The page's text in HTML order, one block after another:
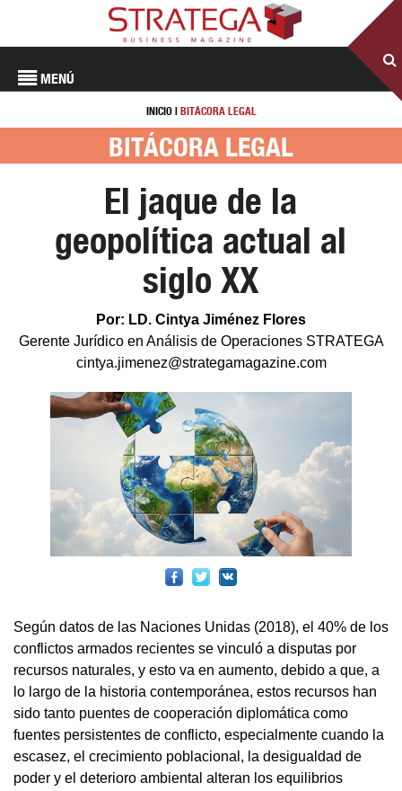
MENÚ
INICIO| BITÁCORA LEGAL
BITÁCORA LEGAL
El jaque de la
geopolítica actual al
siglo XX
Por: LD. Cintya Jiménez Flores
Gerente Jurídico en Análisis de Operaciones STRATEGA
cintya.jimenez@strategamagazine.com
Según datos de las Naciones Unidas (2018), el 40% de los
conflictos armados recientes se vinculó a disputas por
recursos naturales, y esto va en aumento, debido a que, a
lo largo de la historia contemporánea, estos recursos han
sido tanto puentes de cooperación diplomática como
fuentes persistentes de conflicto, especialmente cuando la
escasez, el crecimiento poblacional, la desigualdad de
poder y el deterioro ambiental alteran los equilibrios